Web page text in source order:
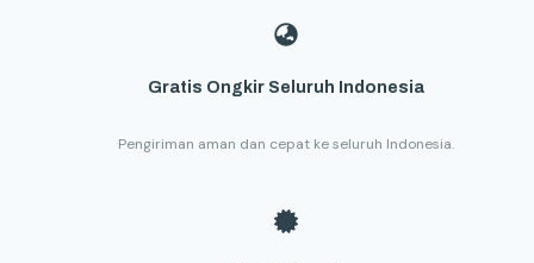
Gratis Ongkir Seluruh Indonesia
Pengiriman aman dan cepat ke seluruh Indonesia.